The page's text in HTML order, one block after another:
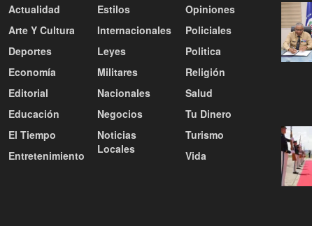
Actualidad
Arte Y Cultura
Deportes
Economía
Editorial
Educación
El Tiempo
Entretenimiento
Estilos
Internacionales
Leyes
Militares
Nacionales
Negocios
Noticias
Locales
Opiniones
Policiales
Politica
Religión
Salud
Tu Dinero
Turismo
Vida